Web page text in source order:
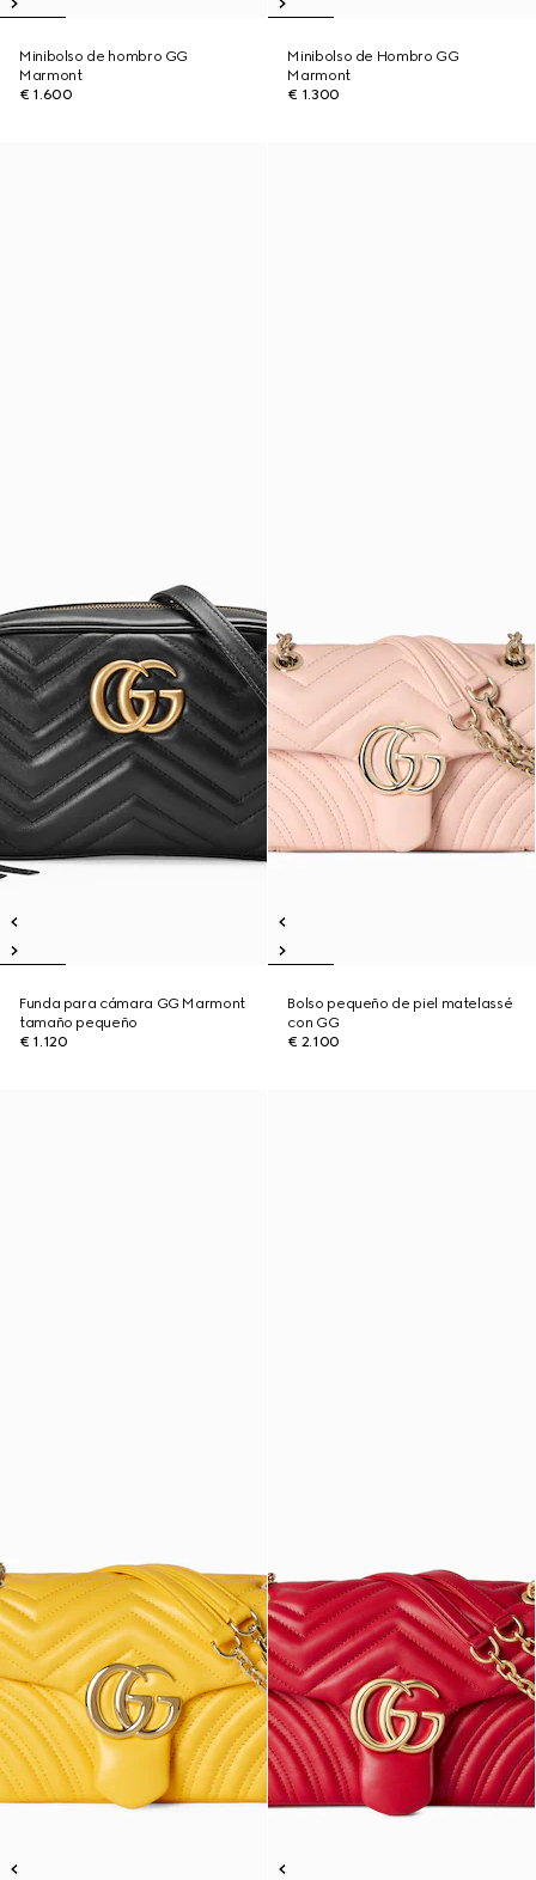
Minibolso de hombro GG
Marmont
€ 1.600
Minibolso de Hombro GG
Marmont
€ 1.300
Funda para cámara GG Marmont
tamaño pequeño
€ 1.120
Bolso pequeño de piel matelassé
con GG
€ 2.100